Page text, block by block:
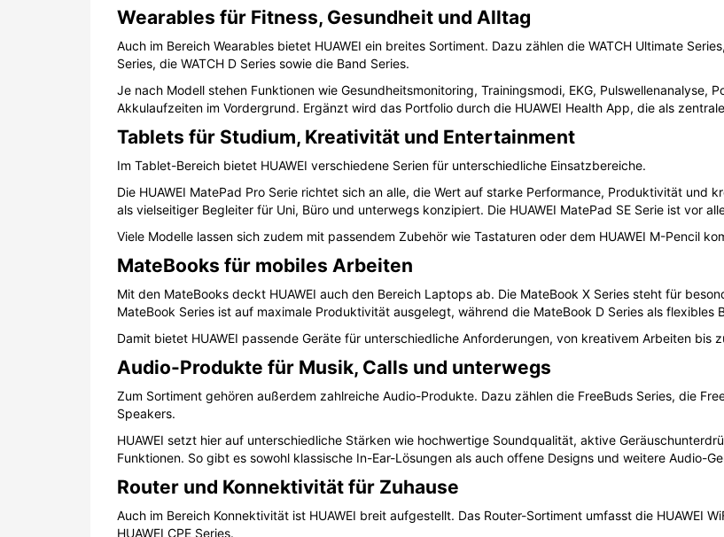
Wearables für Fitness, Gesundheit und Alltag
Auch im Bereich Wearables bietet HUAWEI ein breites Sortiment. Dazu zählen die WATCH Ultimate
Series, die WATCH D Series sowie die Band Series.
Je nach Modell stehen Funktionen wie Gesundheitsmonitoring, Trainingsmodi, EKG, Pulswellenanalyse,
Akkulaufzeiten im Vordergrund. Ergänzt wird das Portfolio durch die HUAWEI Health App, die als
Tablets für Studium, Kreativität und Entertainment
Im Tablet-Bereich bietet HUAWEI verschiedene Serien für unterschiedliche Einsatzbereiche.
Die HUAWEI MatePad Pro Serie richtet sich an alle, die Wert auf starke Performance, Produktivität und
als vielseitiger Begleiter für Uni, Büro und unterwegs konzipiert. Die HUAWEI MatePad SE Serie ist vor
Viele Modelle lassen sich zudem mit passendem Zubehör wie Tastaturen oder dem HUAWEI M-Pencil
MateBooks für mobiles Arbeiten
Mit den MateBooks deckt HUAWEI auch den Bereich Laptops ab. Die MateBook X Series steht für
MateBook Series ist auf maximale Produktivität ausgelegt, während die MateBook D Series als flexibles
Damit bietet HUAWEI passende Geräte für unterschiedliche Anforderungen, von kreativem Arbeiten bis
Audio-Produkte für Musik, Calls und unterwegs
Zum Sortiment gehören außerdem zahlreiche Audio-Produkte. Dazu zählen die FreeBuds Series, die
Speakers.
HUAWEI setzt hier auf unterschiedliche Stärken wie hochwertige Soundqualität, aktive
Funktionen. So gibt es sowohl klassische In-Ear-Lösungen als auch offene Designs und weitere Audio-
Router und Konnektivität für Zuhause
Auch im Bereich Konnektivität ist HUAWEI breit aufgestellt. Das Router-Sortiment umfasst die HUAWEI
HUAWEI CPE Series.